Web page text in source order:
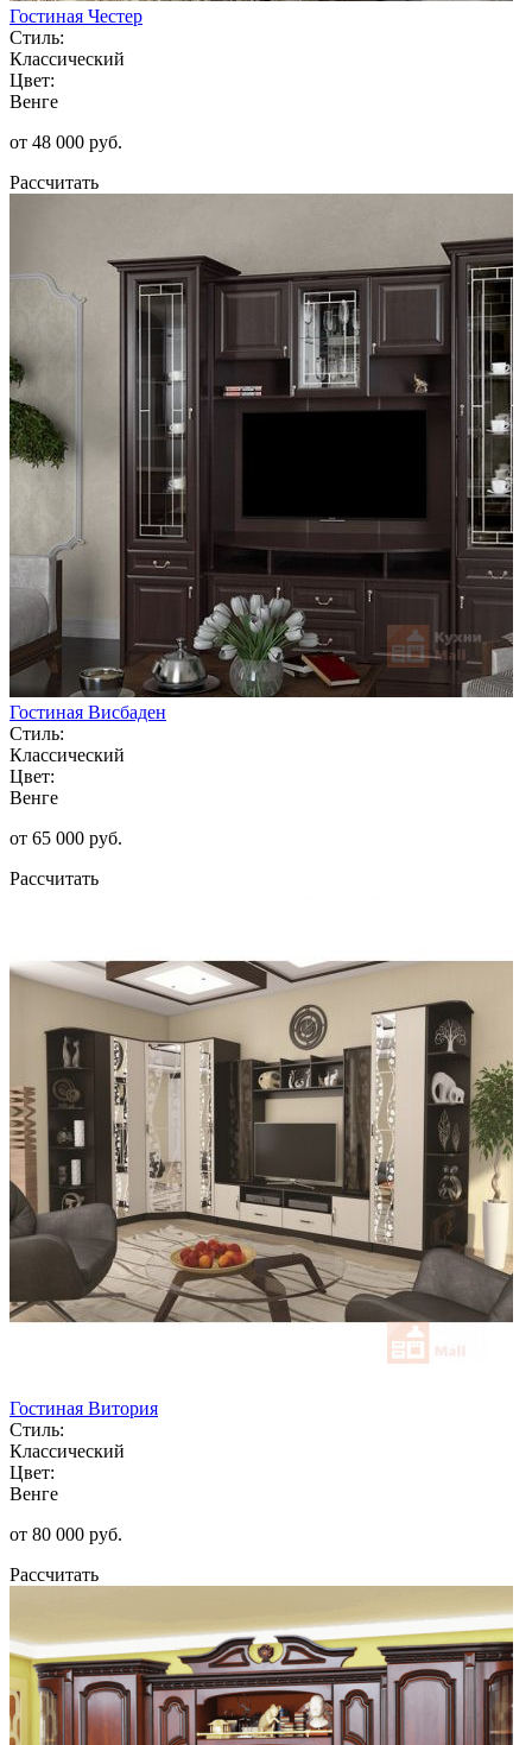
Гостиная Честер
Стиль:
Классический
Цвет:
Венге
от 48 000 руб.
Рассчитать
Гостиная Висбаден
Стиль:
Классический
Цвет:
Венге
от 65 000 руб.
Рассчитать
Гостиная Витория
Стиль:
Классический
Цвет:
Венге
от 80 000 руб.
Рассчитать